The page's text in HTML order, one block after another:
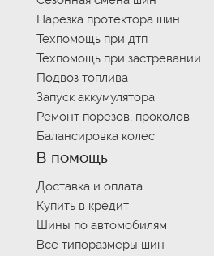
Нарезка протектора шин
Техпомощь при дтп
Техпомощь при застревании
Подвоз топлива
Запуск аккумулятора
Ремонт порезов, проколов
Балансировка колес
В помощь
Доставка и оплата
Купить в кредит
Шины по автомобилям
Все типоразмеры шин